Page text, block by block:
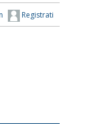
Registrati